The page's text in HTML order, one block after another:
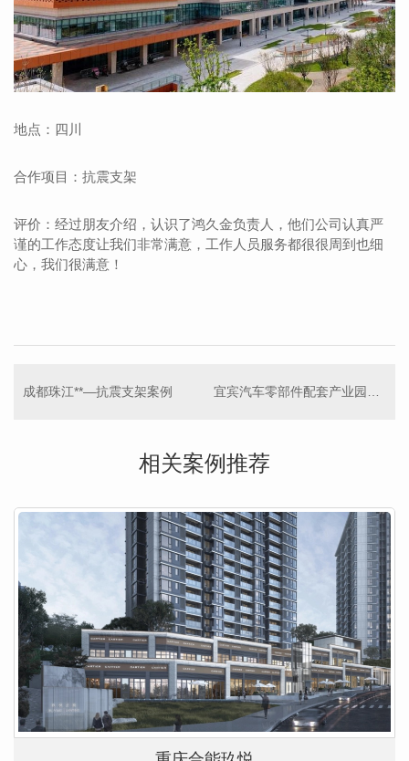
地点：四川
合作项目：抗震支架
评价：经过朋友介绍，认识了鸿久金负责人，他们公司认真严
谨的工作态度让我们非常满意，工作人员服务都很很周到也细
心，我们很满意！
成都珠江**—抗震支架案例
相关案例推荐